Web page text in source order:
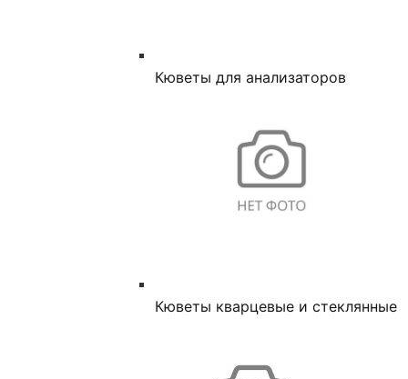
Кюветы для анализаторов
Кюветы кварцевые и стеклянные